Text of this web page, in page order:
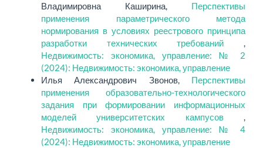
Владимировна Каширина, Перспективы
применения параметрического метода
нормирования в условиях реестрового принципа
разработки технических требований ,
Недвижимость: экономика, управление: № 2
(2024): Недвижимость: экономика, управление
Илья Александрович Звонов, Перспективы
применения образовательно-технологического
задания при формировании информационных
моделей университетских кампусов ,
Недвижимость: экономика, управление: № 4
(2024): Недвижимость: экономика, управление